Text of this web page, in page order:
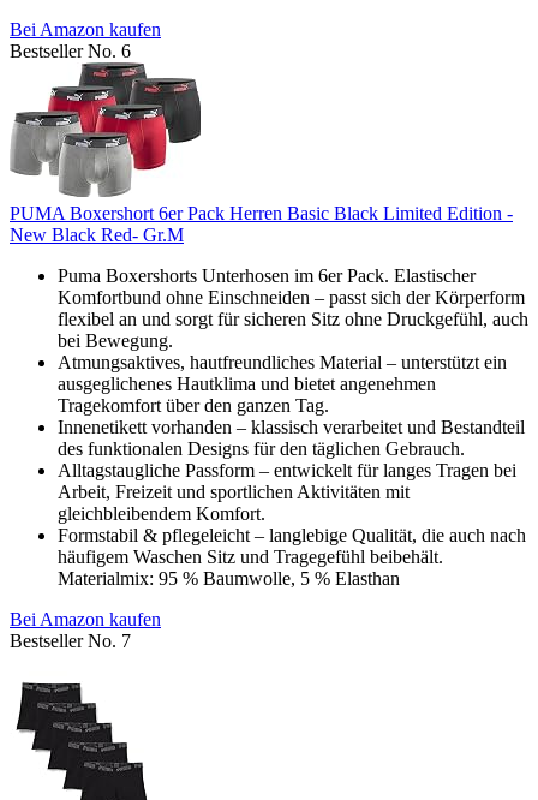
Bei Amazon kaufen
Bestseller No. 6
PUMA Boxershort 6er Pack Herren Basic Black Limited Edition -
New Black Red- Gr.M
Puma Boxershorts Unterhosen im 6er Pack. Elastischer
Komfortbund ohne Einschneiden – passt sich der Körperform
flexibel an und sorgt für sicheren Sitz ohne Druckgefühl, auch
bei Bewegung.
Atmungsaktives, hautfreundliches Material – unterstützt ein
ausgeglichenes Hautklima und bietet angenehmen
Tragekomfort über den ganzen Tag.
Innenetikett vorhanden – klassisch verarbeitet und Bestandteil
des funktionalen Designs für den täglichen Gebrauch.
Alltagstaugliche Passform – entwickelt für langes Tragen bei
Arbeit, Freizeit und sportlichen Aktivitäten mit
gleichbleibendem Komfort.
Formstabil & pflegeleicht – langlebige Qualität, die auch nach
häufigem Waschen Sitz und Tragegefühl beibehält.
Materialmix: 95 % Baumwolle, 5 % Elasthan
Bei Amazon kaufen
Bestseller No. 7